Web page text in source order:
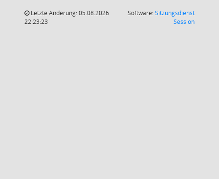
Letzte Änderung: 05.08.2026
22:23:23
Software:Sitzungsdienst
Session(Wird in